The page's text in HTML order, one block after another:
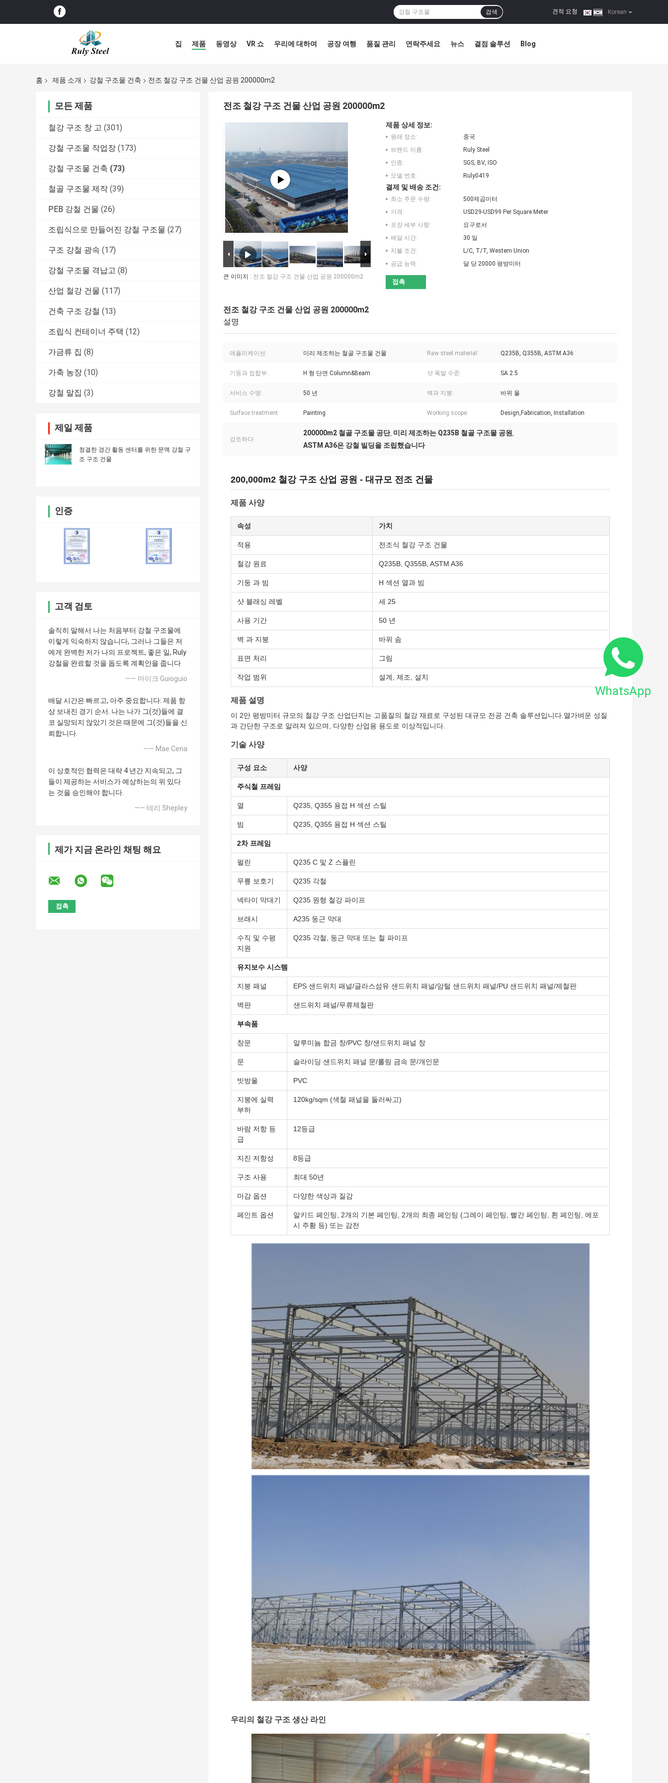
Korean
견적 요청 |
검색
집 제품 동영상 VR 쇼 우리에 대하여 공장 여행 품질 관리 연락주세요 뉴스 결점 솔루션 Blog
홈 제품 소개 강철 구조물 건축 전조 철강 구조 건물 산업 공원 200000m2
모든 제품
철강 구조 창 고 (301)
강철 구조물 작업장 (173)
강철 구조물 건축 (73)
철골 구조물 제작 (39)
PEB 강철 건물 (26)
조립식으로 만들어진 강철 구조물 (27)
구조 강철 광속 (17)
강철 구조물 격납고 (8)
산업 철강 건물 (117)
건축 구조 강철 (13)
조립식 컨테이너 주택 (12)
가금류 집 (8)
가축 농장 (10)
강철 말집 (3)
제일 제품
청결한 경간 활동 센터를 위한 문맥 강철 구
조 구조 건물
인증
고객 검토
솔직히 말해서 나는 처음부터 강철 구조물에
이렇게 익숙하지 않습니다, 그러나 그들은 저
에게 완벽한 저가 나의 프로젝트, 좋은 일, Ruly
강철을 완료할 것을 돕도록 계획안을 줍니다
—— 마이크 Guioguio
배달 시간은 빠르고, 아주 중요합니다: 제품 항
상 보내진 경기 순서. 나는 나가 그(것)들에 결
코 실망되지 않았기 것은 때문에 그(것)들을 신
뢰합니다.
—— Mae Cena
이 상호적인 협력은 대략 4 년간 지속되고, 그
들이 제공하는 서비스가 예상하는의 위 있다
는 것을 승인해야 합니다.
—— 테리 Shepley
제가 지금 온라인 채팅 해요
전조 철강 구조 건물 산업 공원 200000m2
큰 이미지 : 전조 철강 구조 건물 산업 공원 200000m2
제품 상세 정보:
원래 장소:
중국
브랜드 이름:
Ruly Steel
인증:
SGS, BV, ISO
모델 번호:
Ruly0419
결제 및 배송 조건:
최소 주문 수량:
500제곱미터
가격:
USD29-USD99 Per Square Meter
포장 세부 사항:
요구로서
배달 시간:
30 일
지불 조건:
L/C, T/T, Western Union
공급 능력:
달 당 20000 평방미터
접촉
전조 철강 구조 건물 산업 공원 200000m2
설명
애플리케이션: 미리 제조하는 철골 구조물 건물 Raw steel material: Q235B, Q355B, ASTM A36
기둥과 접합부: H 형 단면 Column&Beam 샷 폭발 수준: SA 2.5
서비스 수명: 50 년 벽과 지붕: 바위 울
Surface treatment: Painting Working scope: Design,Fabrication, Installation
강조하다:
200000m2 철골 구조물 공단, 미리 제조하는 Q235B 철골 구조물 공원,
ASTM A36은 강철 빌딩을 조립했습니다
200,000m2 철강 구조 산업 공원 - 대규모 전조 건물
제품 사양
속성 가치
적용 전조식 철강 구조 건물
철강 원료 Q235B, Q355B, ASTM A36
기둥 과 빔 H 섹션 열과 빔
샷 블래싱 레벨 세 25
사용 기간 50 년
벽 과 지붕 바위 솜
표면 처리 그림
작업 범위 설계, 제조, 설치
제품 설명
이 2만 평방미터 규모의 철강 구조 산업단지는 고품질의 철강 재료로 구성된 대규모 전공 건축 솔루션입니다.열가벼운 성질
과 간단한 구조로 알려져 있으며, 다양한 산업용 용도로 이상적입니다.
기술 사양
구성 요소 사양
주식철 프레임
열 Q235, Q355 용접 H 섹션 스틸
빔 Q235, Q355 용접 H 섹션 스틸
2차 프레임
펄린 Q235 C 및 Z 스플린
무릎 보호기 Q235 각철
넥타이 막대기 Q235 원형 철강 파이프
브래시 A235 둥근 막대
수직 및 수평
지원
Q235 각철, 둥근 막대 또는 철 파이프
유지보수 시스템
지붕 패널 EPS 샌드위치 패널/글라스섬유 샌드위치 패널/암털 샌드위치 패널/PU 샌드위치 패널/제철판
벽판 샌드위치 패널/무류제철판
부속품
창문 알루미늄 합금 창/PVC 창/샌드위치 패널 창
문 슬라이딩 샌드위치 패널 문/롤링 금속 문/개인문
빗방울 PVC
지붕에 실력
부하
120kg/sqm (색철 패널을 둘러싸고)
바람 저항 등
급
12등급
지진 저항성 8등급
구조 사용 최대 50년
마감 옵션 다양한 색상과 질감
페인트 옵션
알키드 페인팅, 2개의 기본 페인팅, 2개의 최종 페인팅 (그레이 페인팅, 빨간 페인팅, 흰 페인팅, 에포
시 주황 등) 또는 감전
우리의 철강 구조 생산 라인
WhatsApp